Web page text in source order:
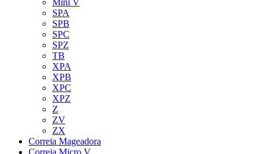
Mini V
SPA
SPB
SPC
SPZ
TB
XPA
XPB
XPC
XPZ
Z
ZV
ZX
Correia Mageadora
Correia Micro V